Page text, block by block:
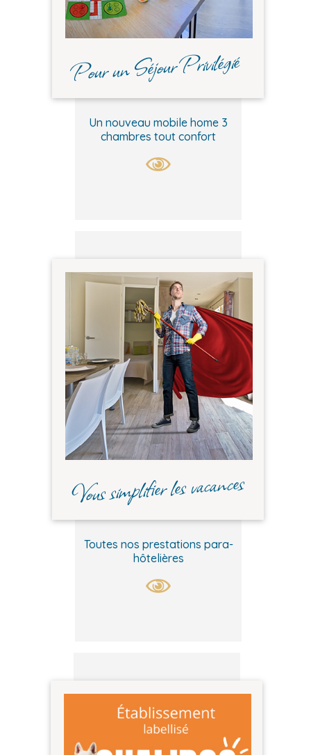
Pour un Séjour Privilégié
Un nouveau mobile home 3
chambres tout confort
Vous simplifier les vacances
Toutes nos prestations para-
hôtelières